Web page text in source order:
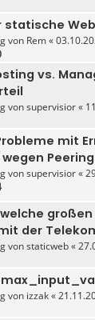
statische
von Rem«
vs.
vonsupervisior«
mit
vonsupervisior«
der
vonstaticweb«
von izzak«